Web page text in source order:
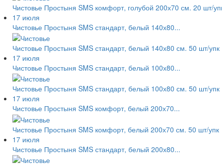
Чистовье Простыня SMS комфорт, голубой 200х70 см. 20 шт/
17 июля
Чистовье Простыня SMS стандарт, белый 140х80...
Чистовье Простыня SMS стандарт, белый 140х80 см. 50 шт/упк
17 июля
Чистовье Простыня SMS стандарт, белый 100х80...
Чистовье Простыня SMS стандарт, белый 100х80 см. 50 шт/упк
17 июля
Чистовье Простыня SMS комфорт, белый 200х70...
Чистовье Простыня SMS комфорт, белый 200х70 см. 50 шт/упк
17 июля
Чистовье Простыня SMS стандарт, белый 200х80...